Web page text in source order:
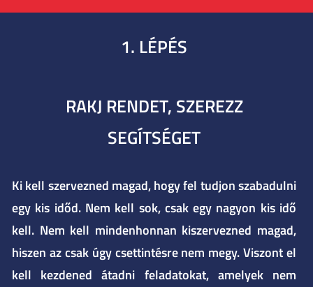
1. LÉPÉS
RAKJ RENDET, SZEREZZ
SEGÍTSÉGET
Ki kell szervezned magad, hogy fel tudjon szabadulni
egy kis időd. Nem kell sok, csak egy nagyon kis idő
kell. Nem kell mindenhonnan kiszervezned magad,
hiszen az csak úgy csettintésre nem megy. Viszont el
kell kezdened átadni feladatokat, amelyek nem